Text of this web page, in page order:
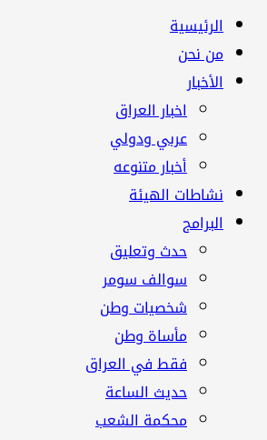
القائمة
الرئيسية
الرئيسية
من نحن
الأخبار
اخبار العراق
عربي ودولي
أخبار متنوعه
نشاطات الهيئة
البرامج
حدث وتعليق
سوالف سومر
شخصيات وطن
مأساة وطن
فقط في العراق
حديث الساعة
محكمة الشعب